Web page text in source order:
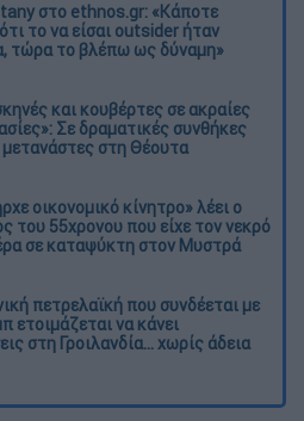
στο ethnos.gr: «Κάποτε
το να είσαι outsider ήταν
τώρα το βλέπω ως δύναμη»
και κουβέρτες σε ακραίες
Σε δραματικές συνθήκες
μετανάστες στη Θέουτα
οικονομικό κίνητρο» λέει ο
του 55χρονου που είχε τον νεκρό
σε καταψύκτη στον Μυστρά
πετρελαϊκή που συνδέεται με
ετοιμάζεται να κάνει
στη Γροιλανδία... χωρίς άδεια